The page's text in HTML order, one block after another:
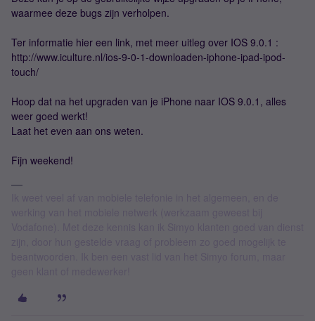
waarmee deze bugs zijn verholpen.
Ter informatie hier een link, met meer uitleg over IOS 9.0.1 :
http://www.iculture.nl/ios-9-0-1-downloaden-iphone-ipad-ipod-
touch/
Hoop dat na het upgraden van je iPhone naar IOS 9.0.1, alles
weer goed werkt!
Laat het even aan ons weten.
Fijn weekend!